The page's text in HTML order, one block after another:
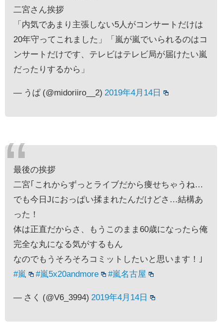
二宮さん挨拶
「内気であまり主張しない5人がコンサートだけは
20年守ってこれました」「嵐が嵐でいられるのはコ
ンサートだけです、テレビはテレビ局が届けたい嵐
だったりするから」
— うぱ (@midoriiro__2) 2019年4月14日
最後の挨拶
二宮｢これからずっとライブだから痩せちゃうね…
でも今日Jにおっぱい揉まれたんだけどさ…結構あ
った！
体は正直だからさ、もうこのまま60歳になったら俺
完全な丸になる気がするもん
なのでもうそろそろコミットしたいと思います！｣
#嵐
#嵐5x20andmore #嵐名古屋
— さく (@V6_3994) 2019年4月14日